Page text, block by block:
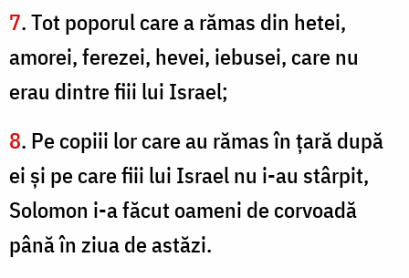
7. Tot poporul care a rămas din hetei,
amorei, ferezei, hevei, iebusei, care nu
erau dintre fiii lui Israel;
8. Pe copiii lor care au rămas în ţară după
ei şi pe care fiii lui Israel nu i-au stârpit,
Solomon i-a făcut oameni de corvoadă
până în ziua de astăzi.